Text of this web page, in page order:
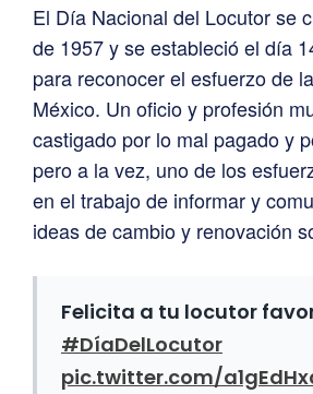
El Día Nacional del Locutor se
de 1957 y se estableció el día
para reconocer el esfuerzo de
México. Un oficio y profesión
castigado por lo mal pagado y
pero a la vez, uno de los
en el trabajo de informar y
ideas de cambio y renovación
Felicita a tu locutor
#DíaDelLocutor
pic.twitter.com/